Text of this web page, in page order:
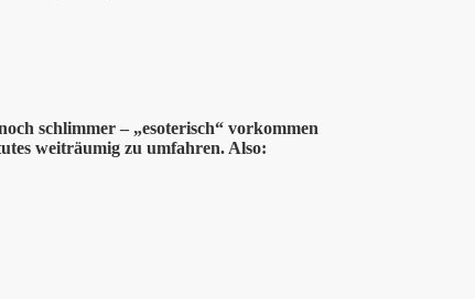
schlimmer – „esoterisch“ vorkommen
weiträumig zu umfahren. Also: